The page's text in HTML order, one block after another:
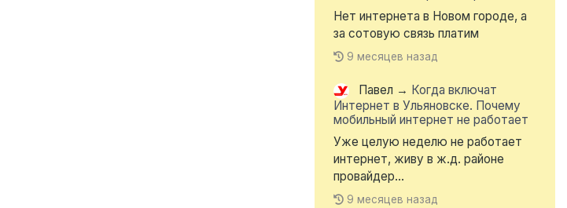
Нет интернета в Новом городе, а
за сотовую связь платим
9 месяцев назад
Павел → Когда включат
Интернет в Ульяновске. Почему
мобильный интернет не работает
Уже целую неделю не работает
интернет, живу в ж.д. районе
провайдер...
9 месяцев назад